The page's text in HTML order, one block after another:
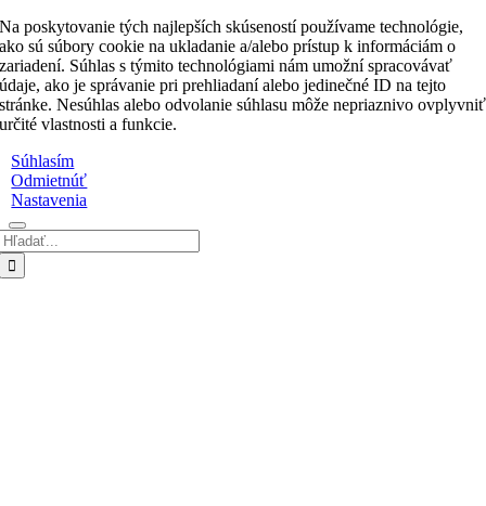
Na poskytovanie tých najlepších skúseností používame technológie,
ako sú súbory cookie na ukladanie a/alebo prístup k informáciám o
zariadení. Súhlas s týmito technológiami nám umožní spracovávať
údaje, ako je správanie pri prehliadaní alebo jedinečné ID na tejto
stránke. Nesúhlas alebo odvolanie súhlasu môže nepriaznivo ovplyvniť
určité vlastnosti a funkcie.
Súhlasím
Odmietnúť
Nastavenia